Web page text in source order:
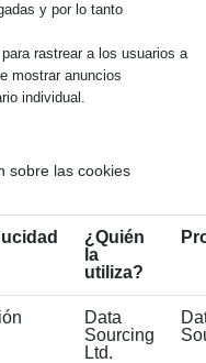
y por lo tanto
rastrear a los usuarios a
mostrar anuncios
individual.
sobre las cookies
¿Quién
la
utiliza?
Data
Sourcing
Ltd.